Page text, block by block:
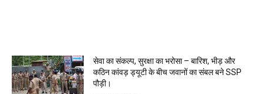
सेवा का संकल्प, सुरक्षा का भरोसा – बारिश, भीड़ और
कठिन कांवड़ ड्यूटी के बीच जवानों का संबल बने SSP
पौड़ी।